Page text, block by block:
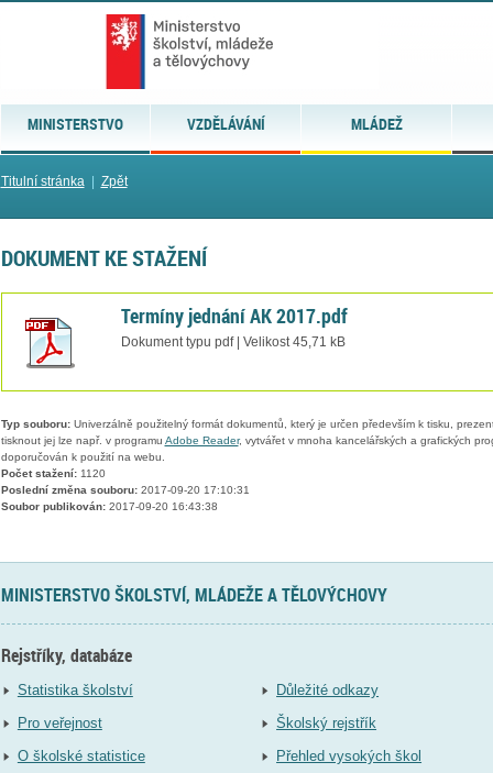
MINISTERSTVO VZDĚLÁVÁNÍ MLÁDEŽ
Titulní stránka| Zpět
DOKUMENT KE STAŽENÍ
Termíny jednání AK 2017.pdf
Dokument typu pdf | Velikost 45,71 kB
Typ souboru:Univerzálně použitelný formát dokumentů, který je určen především k tisku,
tisknout jej lze např. v programu Adobe Reader, vytvářet v mnoha kancelářských a grafických
doporučován k použití na webu.
Počet stažení:1120
Poslední změna souboru:2017-09-20 17:10:31
Soubor publikován:2017-09-20 16:43:38
MINISTERSTVO ŠKOLSTVÍ, MLÁDEŽE A TĚLOVÝCHOVY
Rejstříky, databáze
Statistika školství
Pro veřejnost
O školské statistice
Důležité odkazy
Školský rejstřík
Přehled vysokých škol